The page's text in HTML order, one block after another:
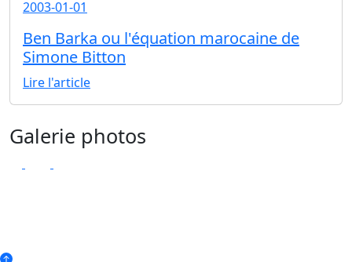
2003-01-01
Ben Barka ou l'équation marocaine de
Simone Bitton
Lire l'article
Galerie photos